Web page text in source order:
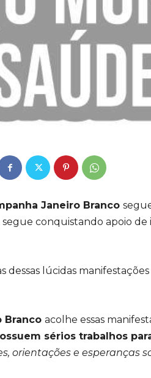
Janeiro Branco
segue conquistando apoio
dessas lúcidas
Branco acolhe essas
sérios trabalhos
orientações e esperanças